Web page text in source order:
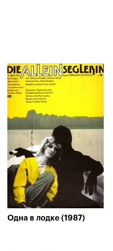
Одна в лодке (1987)